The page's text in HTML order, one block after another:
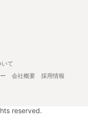
て
会社概要
採用情報
reserved.